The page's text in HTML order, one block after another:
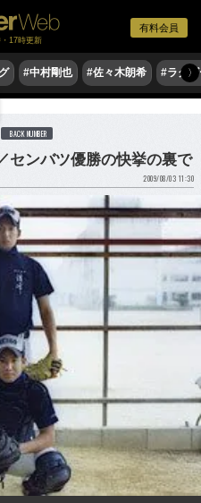
有料会員
17時更新
#中村剛也 #佐々木朗希 #ラグ〉
BACK NUMBER
センバツ優勝の快挙の裏で
2009/08/03 11:30